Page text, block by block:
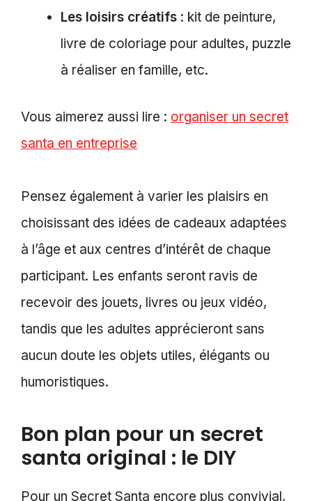
Les loisirs créatifs : kit de peinture,
livre de coloriage pour adultes, puzzle
à réaliser en famille, etc.
Vous aimerez aussi lire : organiser un secret
santa en entreprise
Pensez également à varier les plaisirs en
choisissant des idées de cadeaux adaptées
à l’âge et aux centres d’intérêt de chaque
participant. Les enfants seront ravis de
recevoir des jouets, livres ou jeux vidéo,
tandis que les adultes apprécieront sans
aucun doute les objets utiles, élégants ou
humoristiques.
Bon plan pour un secret
santa original : le DIY
Pour un Secret Santa encore plus convivial,